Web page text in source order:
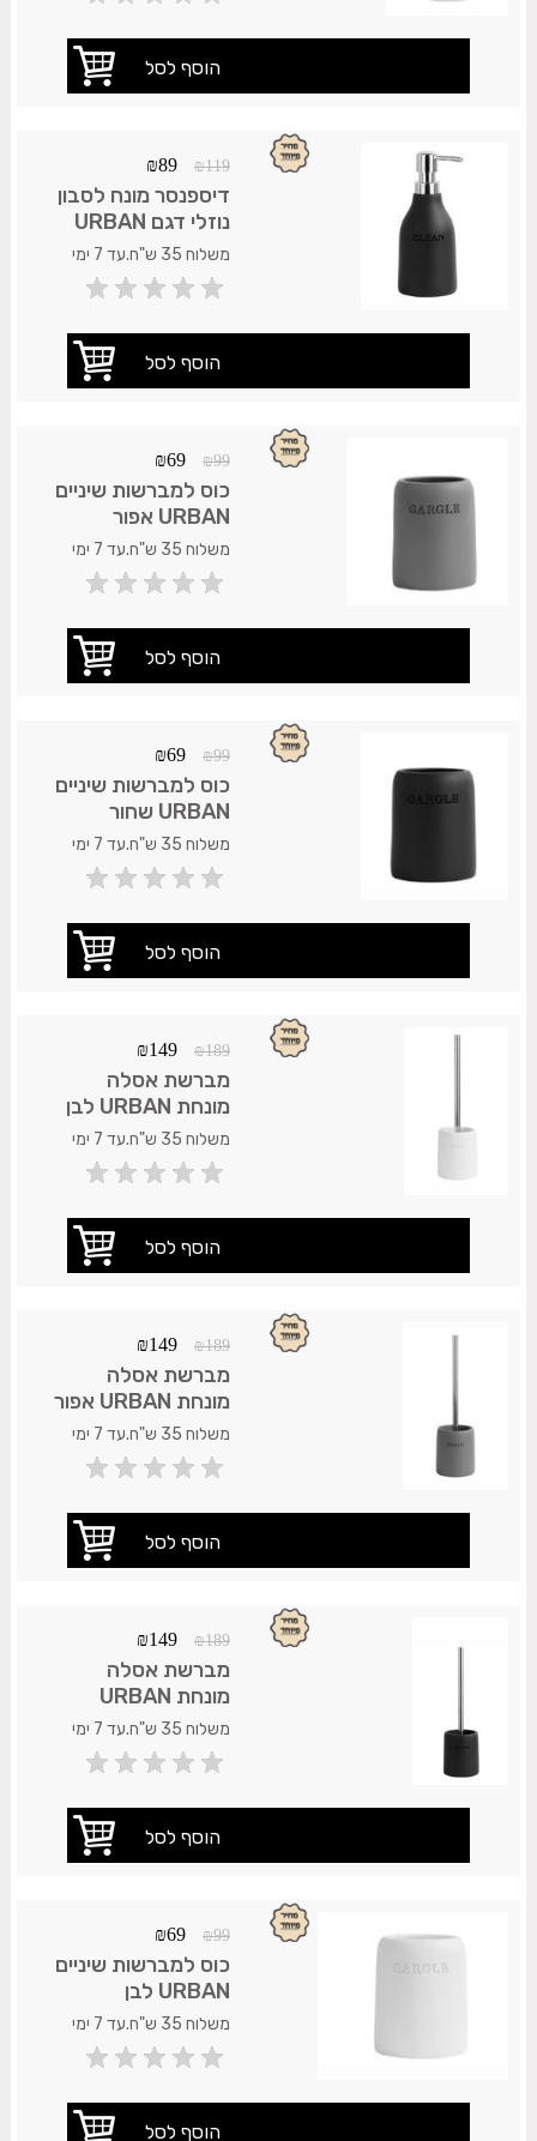
₪119
₪89
דיספנסר מונח לסבון
נוזלי דגם URBAN
שחור
משלוח 35 ש"ח.עד 7 ימי
עסקים.
₪99
₪69
כוס למברשות שיניים
URBAN אפור
משלוח 35 ש"ח.עד 7 ימי
עסקים.
₪99
₪69
כוס למברשות שיניים
URBAN שחור
משלוח 35 ש"ח.עד 7 ימי
עסקים.
₪189
₪149
מברשת אסלה
מונחת URBAN לבן
משלוח 35 ש"ח.עד 7 ימי
עסקים.
₪189
₪149
מברשת אסלה
מונחת URBAN אפור
משלוח 35 ש"ח.עד 7 ימי
עסקים.
₪189
₪149
מברשת אסלה
מונחת URBAN
שחור
משלוח 35 ש"ח.עד 7 ימי
עסקים.
₪99
₪69
כוס למברשות שיניים
URBAN לבן
משלוח 35 ש"ח.עד 7 ימי
עסקים.